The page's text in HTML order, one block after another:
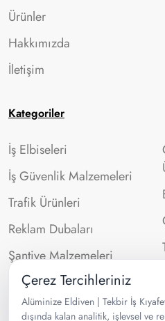
Ürünler
Hakkımızda
İletişim
Kategoriler
İş Elbiseleri
İş Güvenlik Malzemeleri
Trafik Ürünleri
Reklam Dubaları
Şantiye Malzemeleri
İletişim Bilgileri
Çerez Tercihleriniz
Alüminize Eldiven | Tekbir İş
dışında kalan analitik, işlevsel ve